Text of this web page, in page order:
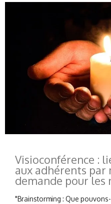
Visioconférence :
aux adhérents par
demande pour les
"Brainstorming : Que